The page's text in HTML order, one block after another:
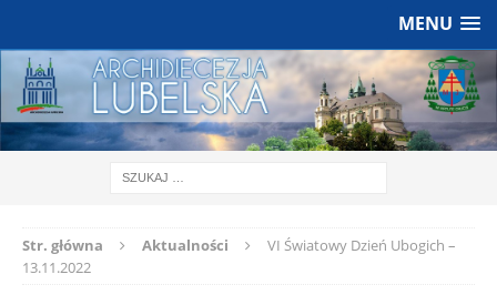
MENU
Str. główna Aktualności
VI Światowy Dzień Ubogich –
13.11.2022